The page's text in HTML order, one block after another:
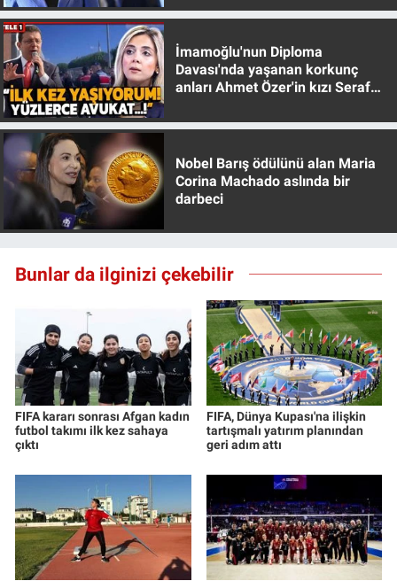
İmamoğlu'nun Diploma
Davası'nda yaşanan korkunç
anları Ahmet Özer'in kızı Seraf
Nobel Barış ödülünü alan Maria
Corina Machado aslında bir
darbeci
Bunlar da ilginizi çekebilir
FIFA kararı sonrası Afgan kadın
futbol takımı ilk kez sahaya
çıktı
FIFA, Dünya Kupası'na ilişkin
tartışmalı yatırım planından
geri adım attı